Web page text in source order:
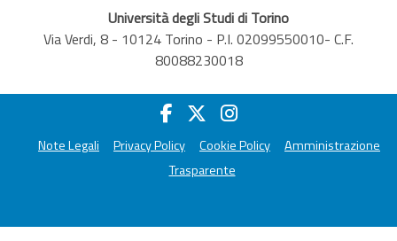
Università degli Studi di Torino
Via Verdi, 8 - 10124 Torino - P.I. 02099550010- C.F.
80088230018
Note Legali Privacy Policy Cookie Policy
Amministrazione
Trasparente